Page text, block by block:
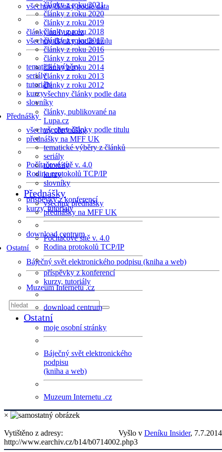
všechny články podle data
články na Lupa.cz
všechny články podle titulu
tematické výběry
seriály
tutoriály
kurzy
slovníky
Přednášky
všechny přednášky
přednášky na MFF UK
Počítačové sítě v. 4.0
Rodina protokolů TCP/IP
příspěvky z konferencí
kurzy, tutoriály
download centrum
Ostatní
Báječný svět elektronického podpisu (kniha a web)
Muzeum Internetu .cz
články z roku 2021
články z roku 2020
články z roku 2019
články z roku 2018
články z roku 2017
články z roku 2016
články z roku 2015
články z roku 2014
články z roku 2013
články z roku 2012
všechny články podle data
články, publikované na
Lupa.cz
všechny články podle titulu
tematické výběry z článků
seriály
tutoriály
kurzy
slovníky
Přednášky
všechny přednášky
přednášky na MFF UK
Počítačové sítě v. 4.0
Rodina protokolů TCP/IP
příspěvky z konferencí
kurzy, tutoriály
download centrum
Ostatní
moje osobní stránky
Báječný svět elektronického
podpisu
(kniha a web)
Muzeum Internetu .cz
×
Vyšlo v Deníku Insider, 7.7.2014
Vytištěno z adresy:
http://www.earchiv.cz/b14/b0714002.php3